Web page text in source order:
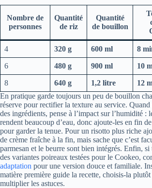
Nombre de
personnes
Quantité
de riz
Quantité
de bouillon
4 320 g 600 ml 8
6 480 g 900 ml 10
8 640 g 1,2 litre
12
En pratique garde toujours un peu de bouillon
réserve pour rectifier la texture au service. Quand
des ingrédients, pense à l’impact sur l’humidité :
rendent beaucoup d’eau, donc ajoute-les en fin
pour garder la tenue. Pour un risotto plus riche
de crème fraîche à la fin, mais sache que c’est
parmesan et le beurre sont bien intégrés. Enfin, si
des variantes poireaux testées pour le Cookeo,
adaptation pour une version douce et familiale.
matière première guide la recette, choisis-la plutôt
multiplier les astuces.